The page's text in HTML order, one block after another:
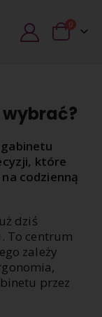
0
które
codzienną
dziś
To centrum
zależy
przez